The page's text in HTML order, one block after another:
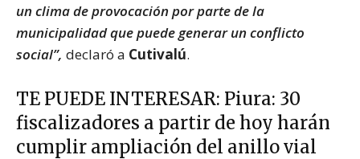
un clima de provocación por parte de la
municipalidad que puede generar un conflicto
social”, declaró a Cutivalú.
TE PUEDE INTERESAR: Piura: 30
fiscalizadores a partir de hoy harán
cumplir ampliación del anillo vial